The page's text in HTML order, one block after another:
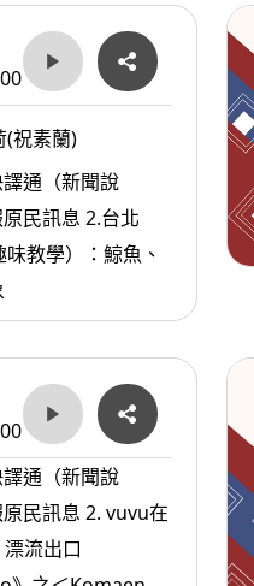
(祝素蘭)
通（新聞說
息 2.台北
教學）：鯨魚、
通（新聞說
2. vuvu在
流出口